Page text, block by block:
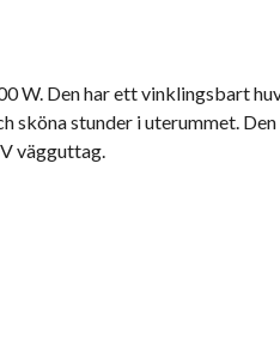
W. Den har ett vinklingsbart
sköna stunder i uterummet. Den
vägguttag.